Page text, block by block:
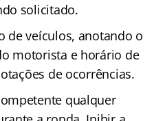
solicitado.
de veículos, anotando o
motorista e horário de
de ocorrências.
qualquer